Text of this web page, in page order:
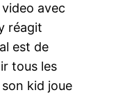
avec
réagit
est de
tous les
kid joue